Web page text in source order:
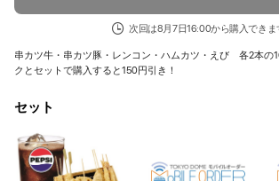
次回は8月7日16:00から購入できま
串カツ牛・串カツ豚・レンコン・ハムカツ・えび 各2本の
クとセットで購入すると150円引き！
セット